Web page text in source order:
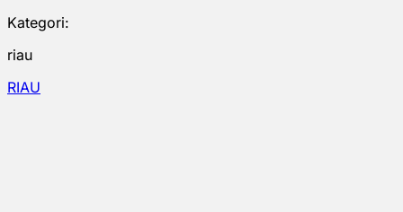
Kategori:
riau
RIAU